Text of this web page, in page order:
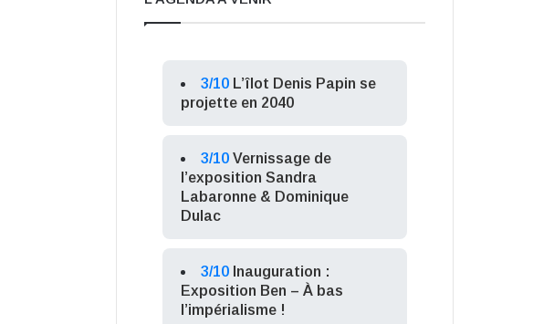
3/10 L’îlot Denis Papin se
projette en 2040
3/10 Vernissage de
l’exposition Sandra
Labaronne & Dominique
Dulac
3/10 Inauguration :
Exposition Ben – À bas
l’impérialisme !